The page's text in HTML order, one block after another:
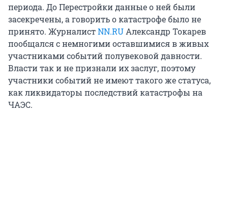
периода. До Перестройки данные о ней были
засекречены, а говорить о катастрофе было не
принято. ЖурналистNN.RUАлександр Токарев
пообщался с немногими оставшимися в живых
участниками событий полувековой давности.
Власти так и не признали их заслуг, поэтому
участники событий не имеют такого же статуса,
как ликвидаторы последствий катастрофы на
ЧАЭС.